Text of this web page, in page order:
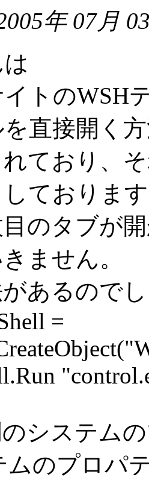
年 07月
トのWSH
直接開く
ており、
ておりま
のタブが
ません。
あるので
=
システム
ムのプロパ